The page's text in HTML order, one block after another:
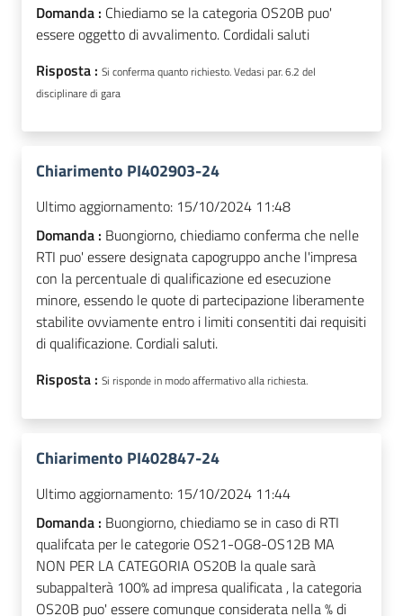
Domanda : Chiediamo se la categoria OS20B puo'
essere oggetto di avvalimento. Cordidali saluti
Risposta : Si conferma quanto richiesto. Vedasi par. 6.2 del
disciplinare di gara
Chiarimento PI402903-24
Ultimo aggiornamento: 15/10/2024 11:48
Domanda : Buongiorno, chiediamo conferma che nelle
RTI puo' essere designata capogruppo anche l'impresa
con la percentuale di qualificazione ed esecuzione
minore, essendo le quote di partecipazione liberamente
stabilite ovviamente entro i limiti consentiti dai requisiti
di qualificazione. Cordiali saluti.
Risposta : Si risponde in modo affermativo alla richiesta.
Chiarimento PI402847-24
Ultimo aggiornamento: 15/10/2024 11:44
Domanda : Buongiorno, chiediamo se in caso di RTI
qualifcata per le categorie OS21-OG8-OS12B MA
NON PER LA CATEGORIA OS20B la quale sarà
subappalterà 100% ad impresa qualificata , la categoria
OS20B puo' essere comunque considerata nella % di